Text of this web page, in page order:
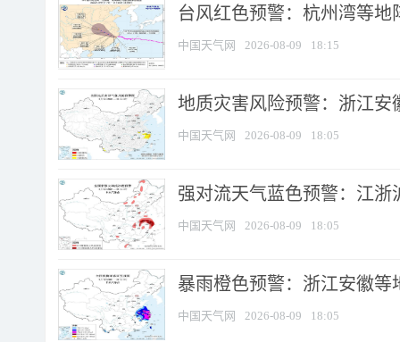
台风红色预警：杭州湾等地
中国天气网 2026-08-09 18:15
地质灾害风险预警：浙江安
中国天气网 2026-08-09 18:05
强对流天气蓝色预警：江浙
中国天气网 2026-08-09 18:05
暴雨橙色预警：浙江安徽等
中国天气网 2026-08-09 18:05